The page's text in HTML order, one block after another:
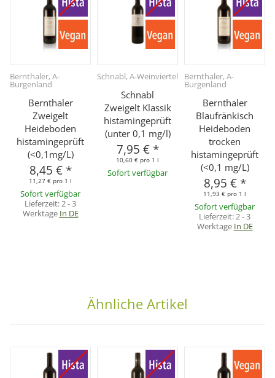
Bernthaler, A-
Burgenland
Bernthaler
Zweigelt
Heideboden
histamingeprüft
(<0,1mg/L)
8,45 € *
11,27 € pro 1 l
Sofort verfügbar
Lieferzeit:2 - 3
Werktage In DE
Schnabl, A-Weinviertel
Schnabl
Zweigelt Klassik
histamingeprüft
(unter 0,1 mg/l)
7,95 € *
10,60 € pro 1 l
Sofort verfügbar
Bernthaler, A-
Burgenland
Bernthaler
Blaufränkisch
Heideboden
trocken
histamingeprüft
(<0,1 mg/L)
8,95 € *
11,93 € pro 1 l
Sofort verfügbar
Lieferzeit:2 - 3
Werktage In DE
Ähnliche Artikel